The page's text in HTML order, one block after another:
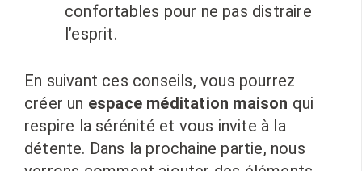
confortables pour ne pas distraire
l’esprit.
En suivant ces conseils, vous pourrez
créer un espace méditation maison qui
respire la sérénité et vous invite à la
détente. Dans la prochaine partie, nous